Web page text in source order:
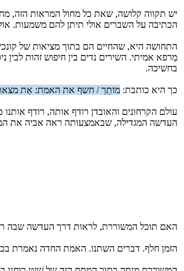
יש תקווה קלושה, שאת כל מחול המראות הזה,
הכתיבה על השברים אולי תיתן להם משמעות.
התחושה היא, שהחיים הם בתוך מציאות של
מַרפא אמיתי. השירים נדים בין חיפוש זהות
בחשיכה.
כך היא כותבת: מותֵך / חשף את האמת: אַת מצאת
עולם הקרחונים והאובדן רודף אותה, רודף
העדשה המגדילה, שבאמצעותה ראה אביה את
האם תוכל המשוררת, לראות דרך העדשה שבה
הזמן חלף. דברים השתנו. האמת החדה נאמרת